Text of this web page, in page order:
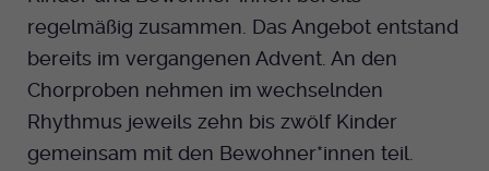
regelmäßig zusammen. Das Angebot entstand
bereits im vergangenen Advent. An den
Chorproben nehmen im wechselnden
Rhythmus jeweils zehn bis zwölf Kinder
gemeinsam mit den Bewohner*innen teil.